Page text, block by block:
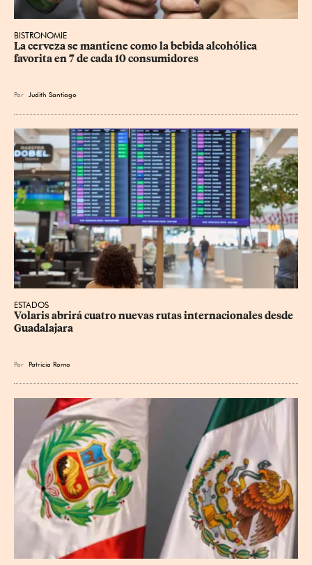
BISTRONOMIE
La cerveza se mantiene como la bebida alcohólica
favorita en 7 de cada 10 consumidores
Por Judith Santiago
ESTADOS
Volaris abrirá cuatro nuevas rutas internacionales desde
Guadalajara
Por Patricia Romo